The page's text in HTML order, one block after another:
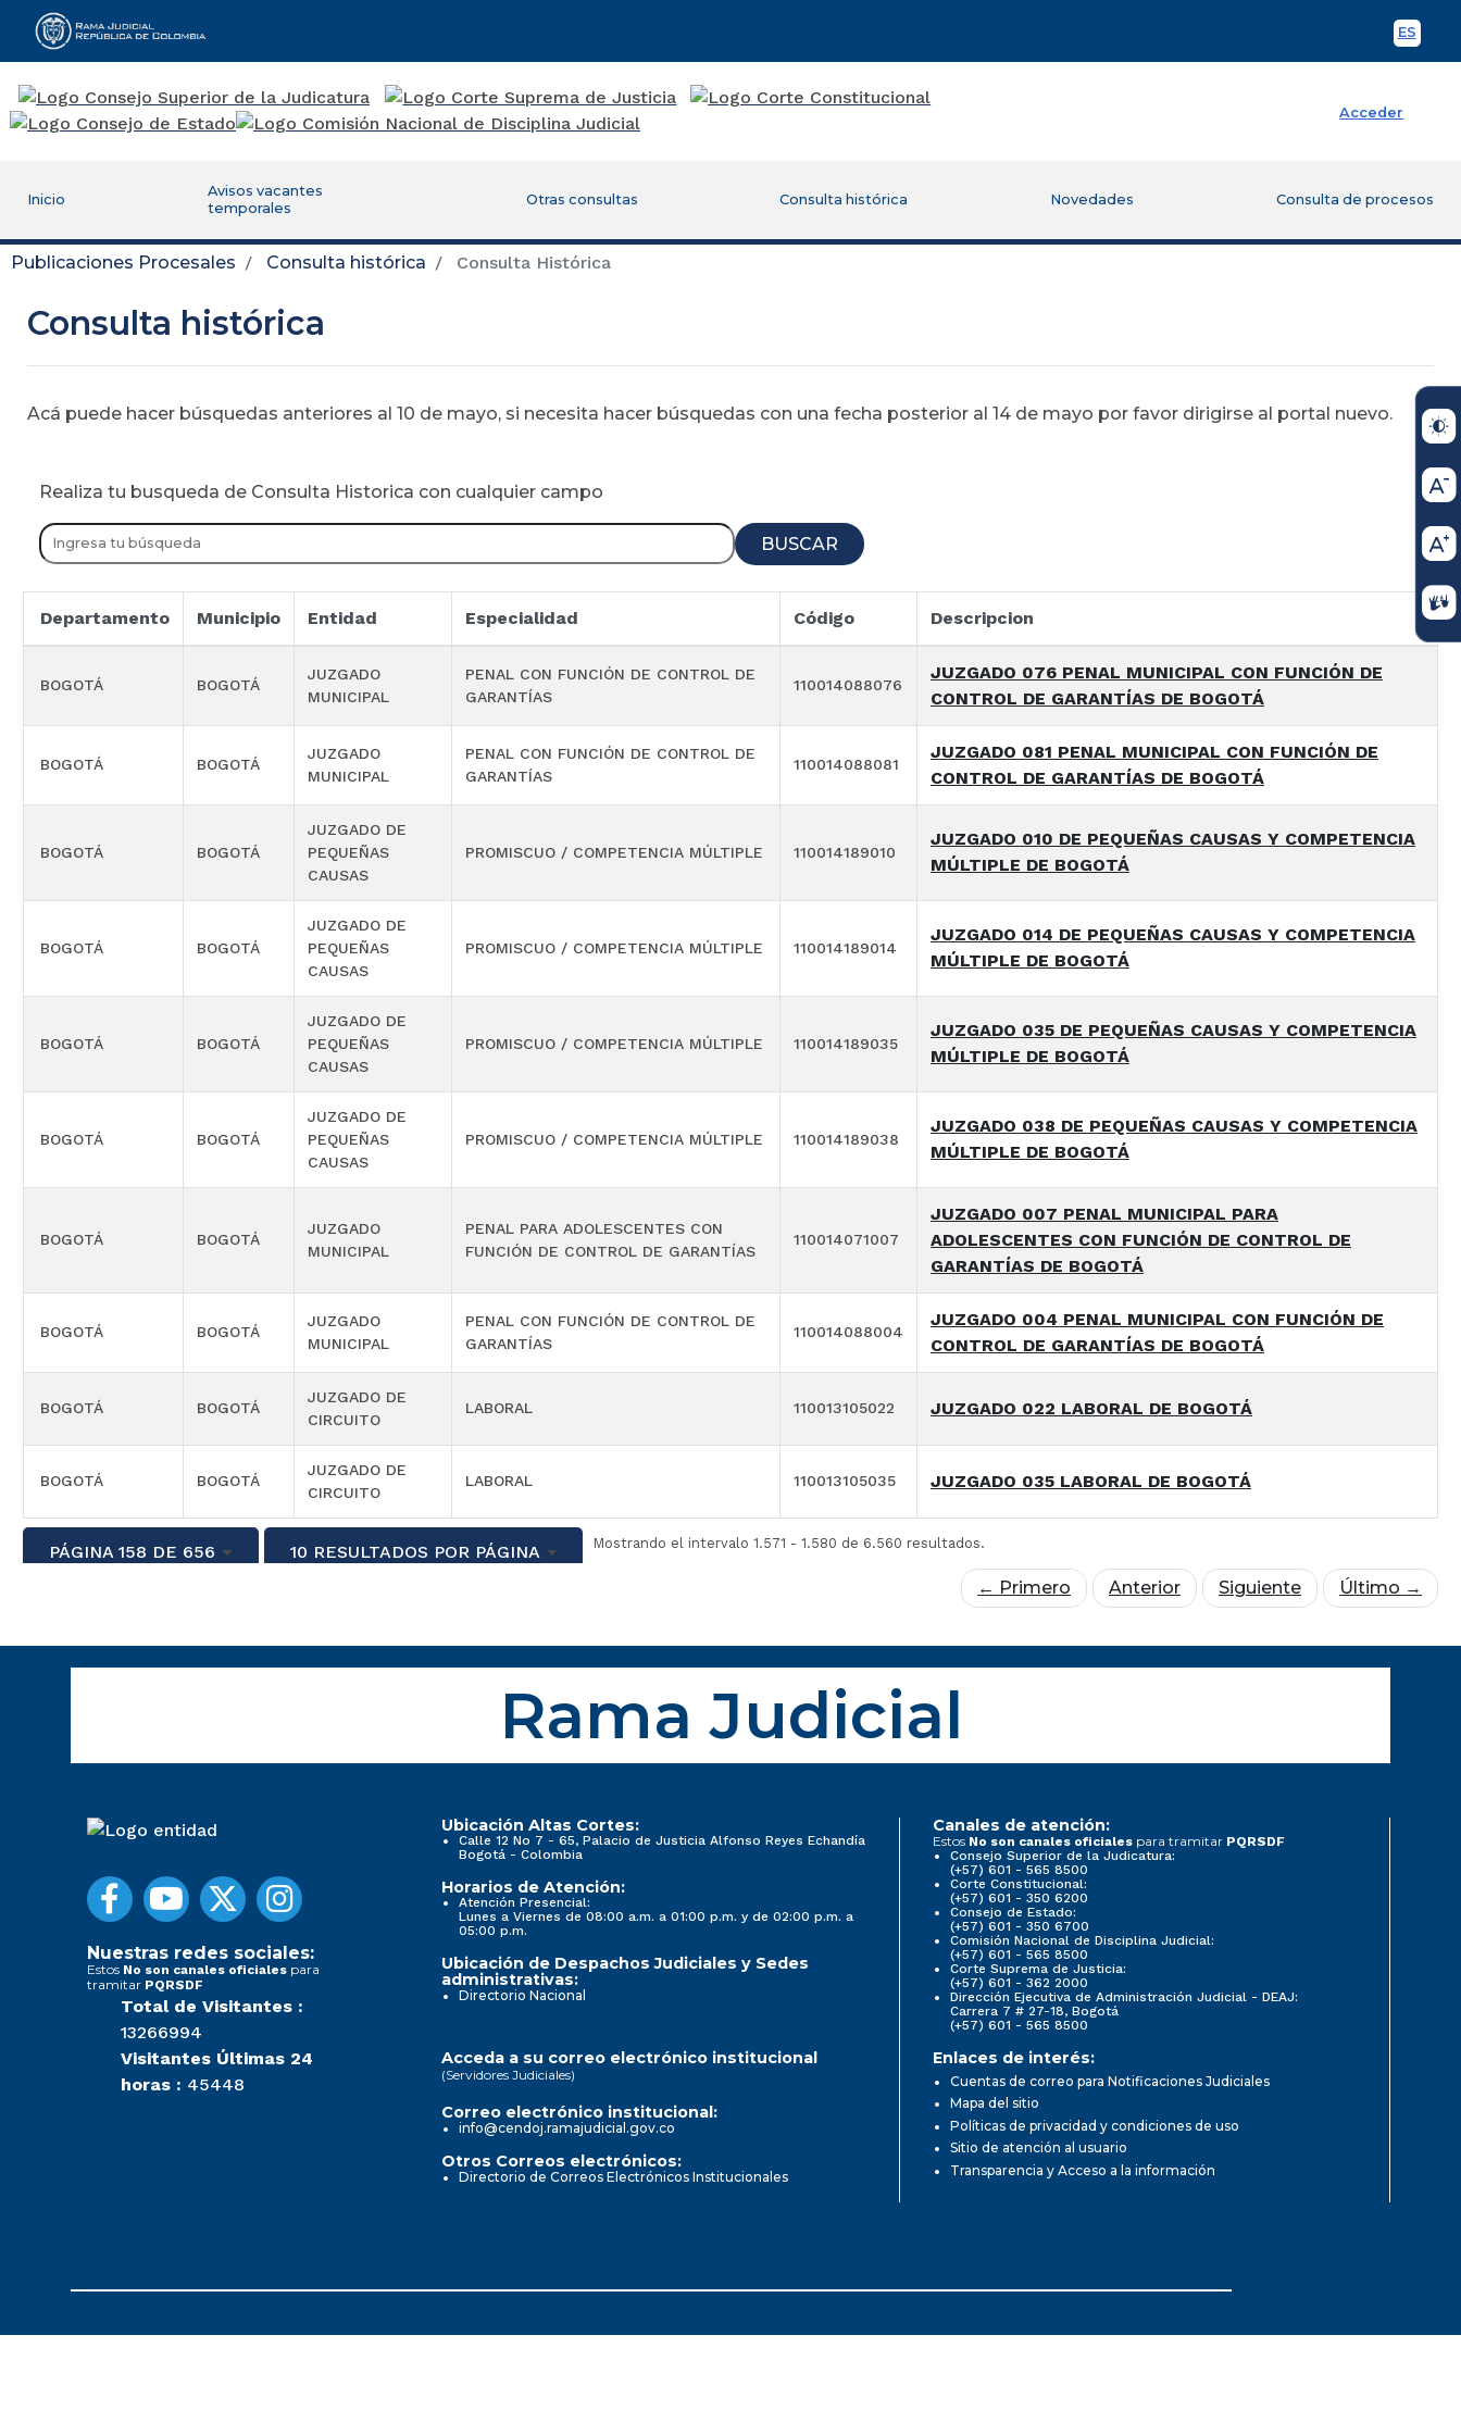
ES
Rama Judicial
Acceder
Inicio
Avisos vacantes
temporales
Otras consultas Consulta histórica Novedades Consulta de procesos
Publicaciones Procesales Consulta histórica Consulta Histórica
Consulta histórica
Acá puede hacer búsquedas anteriores al 10 de mayo, si necesita hacer búsquedas con una fecha posterior al 14 de mayo por favor dirigirse al portal nuevo.
Realiza tu busqueda de Consulta Historica con cualquier campo
BUSCAR
Departamento Municipio Entidad Especialidad Código Descripcion
BOGOTÁ BOGOTÁ
JUZGADO
MUNICIPAL
PENAL CON FUNCIÓN DE CONTROL DE
GARANTÍAS
110014088076
JUZGADO 076 PENAL MUNICIPAL CON FUNCIÓN DE
CONTROL DE GARANTÍAS DE BOGOTÁ
BOGOTÁ BOGOTÁ
JUZGADO
MUNICIPAL
PENAL CON FUNCIÓN DE CONTROL DE
GARANTÍAS
110014088081
JUZGADO 081 PENAL MUNICIPAL CON FUNCIÓN DE
CONTROL DE GARANTÍAS DE BOGOTÁ
BOGOTÁ BOGOTÁ
JUZGADO DE
PEQUEÑAS
CAUSAS
PROMISCUO / COMPETENCIA MÚLTIPLE 110014189010
JUZGADO 010 DE PEQUEÑAS CAUSAS Y COMPETENCIA
MÚLTIPLE DE BOGOTÁ
BOGOTÁ BOGOTÁ
JUZGADO DE
PEQUEÑAS
CAUSAS
PROMISCUO / COMPETENCIA MÚLTIPLE 110014189014
JUZGADO 014 DE PEQUEÑAS CAUSAS Y COMPETENCIA
MÚLTIPLE DE BOGOTÁ
BOGOTÁ BOGOTÁ
JUZGADO DE
PEQUEÑAS
CAUSAS
PROMISCUO / COMPETENCIA MÚLTIPLE 110014189035
JUZGADO 035 DE PEQUEÑAS CAUSAS Y COMPETENCIA
MÚLTIPLE DE BOGOTÁ
BOGOTÁ BOGOTÁ
JUZGADO DE
PEQUEÑAS
CAUSAS
PROMISCUO / COMPETENCIA MÚLTIPLE 110014189038
JUZGADO 038 DE PEQUEÑAS CAUSAS Y COMPETENCIA
MÚLTIPLE DE BOGOTÁ
BOGOTÁ BOGOTÁ
JUZGADO
MUNICIPAL
PENAL PARA ADOLESCENTES CON
FUNCIÓN DE CONTROL DE GARANTÍAS
110014071007
JUZGADO 007 PENAL MUNICIPAL PARA
ADOLESCENTES CON FUNCIÓN DE CONTROL DE
GARANTÍAS DE BOGOTÁ
BOGOTÁ BOGOTÁ
JUZGADO
MUNICIPAL
PENAL CON FUNCIÓN DE CONTROL DE
GARANTÍAS
110014088004
JUZGADO 004 PENAL MUNICIPAL CON FUNCIÓN DE
CONTROL DE GARANTÍAS DE BOGOTÁ
BOGOTÁ BOGOTÁ
JUZGADO DE
CIRCUITO
LABORAL 110013105022 JUZGADO 022 LABORAL DE BOGOTÁ
BOGOTÁ BOGOTÁ
JUZGADO DE
CIRCUITO
LABORAL 110013105035 JUZGADO 035 LABORAL DE BOGOTÁ
PÁGINA 158 DE 656 10 RESULTADOS POR PÁGINA Mostrando el intervalo 1.571 - 1.580 de 6.560 resultados.
← Primero Anterior Siguiente Último →
Rama Judicial
Nuestras redes sociales:
Estos No son canales oficiales para
tramitar PQRSDF
Total de Visitantes :
13266994
Visitantes Últimas 24
horas : 45448
Ubicación Altas Cortes:
Calle 12 No 7 - 65, Palacio de Justicia Alfonso Reyes Echandía
Bogotá - Colombia
Horarios de Atención:
Atención Presencial:
Lunes a Viernes de 08:00 a.m. a 01:00 p.m. y de 02:00 p.m. a
05:00 p.m.
Ubicación de Despachos Judiciales y Sedes
administrativas:
Directorio Nacional
Canales de atención:
Estos No son canales oficiales para tramitar PQRSDF
Consejo Superior de la Judicatura:
(+57) 601 - 565 8500
Corte Constitucional:
(+57) 601 - 350 6200
Consejo de Estado:
(+57) 601 - 350 6700
Comisión Nacional de Disciplina Judicial:
(+57) 601 - 565 8500
Corte Suprema de Justicia:
(+57) 601 - 362 2000
Dirección Ejecutiva de Administración Judicial - DEAJ:
Carrera 7 # 27-18, Bogotá
(+57) 601 - 565 8500
Acceda a su correo electrónico institucional
(Servidores Judiciales)
Correo electrónico institucional:
info@cendoj.ramajudicial.gov.co
Otros Correos electrónicos:
Directorio de Correos Electrónicos Institucionales
Enlaces de interés:
Cuentas de correo para Notificaciones Judiciales
Mapa del sitio
Políticas de privacidad y condiciones de uso
Sitio de atención al usuario
Transparencia y Acceso a la información